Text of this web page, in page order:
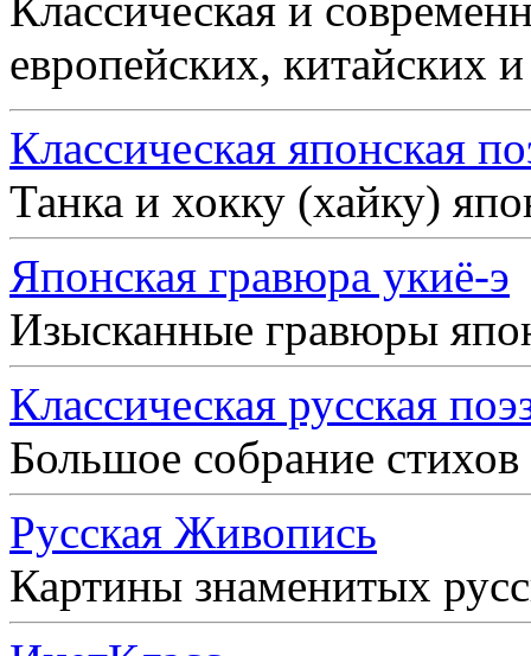
Классическая и
европейских, китайских
Классическая японская
Танка и хокку (хайку)
Японская гравюра укиё-э
Изысканные гравюры
Классическая русская
Большое собрание
Русская Живопись
Картины знаменитых